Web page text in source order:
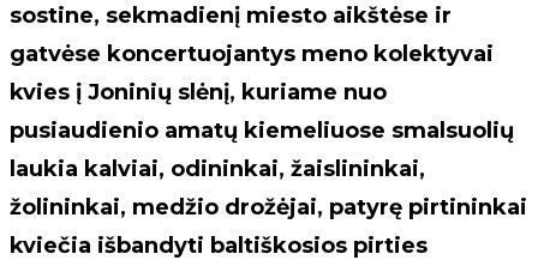
sostine, sekmadienį miesto aikštėse ir
gatvėse koncertuojantys meno kolektyvai
kvies į Joninių slėnį, kuriame nuo
pusiaudienio amatų kiemeliuose smalsuolių
laukia kalviai, odininkai, žaislininkai,
žolininkai, medžio drožėjai, patyrę pirtininkai
kviečia išbandyti baltiškosios pirties